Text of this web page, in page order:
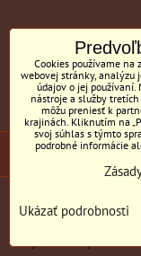
(c) Sedačky BILL MC
Vytvorené
Cookies používame na
webovej stránky, analýzu
údajov o jej používaní.
nástroje a služby
môžu preniesť k
krajinách. Kliknutím na
svoj súhlas s týmto
podrobné informácie
Ukázať podrobnosti